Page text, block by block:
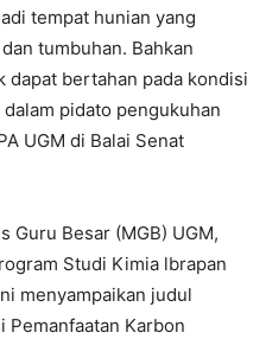
tempat hunian yang
tumbuhan. Bahkan
dapat bertahan pada kondisi
pidato pengukuhan
UGM di Balai Senat
Guru Besar (MGB) UGM,
Studi Kimia lbrapan
menyampaikan judul
Pemanfaatan Karbon